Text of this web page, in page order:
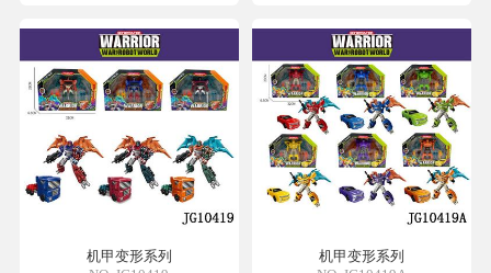
机甲变形系列
机甲变形系列